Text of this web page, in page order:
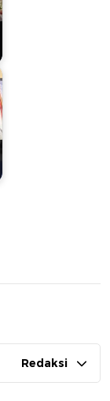
Redaksi